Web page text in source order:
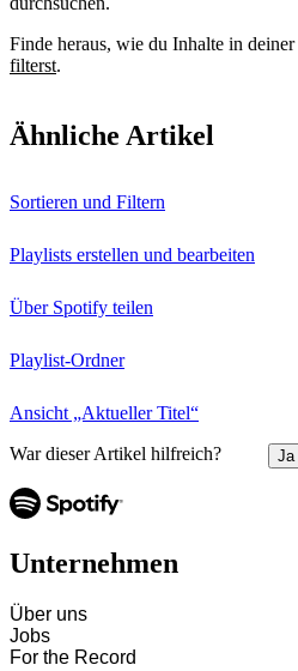
Finde heraus, wie du Inhalte in deiner
filterst.
Ähnliche Artikel
Sortieren und Filtern
Playlists erstellen und bearbeiten
Über Spotify teilen
Playlist-Ordner
Ansicht „Aktueller Titel“
War dieser Artikel hilfreich? Ja
Unternehmen
Über uns
Jobs
For the Record